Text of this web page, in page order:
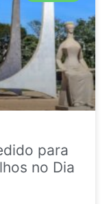
para
no Dia